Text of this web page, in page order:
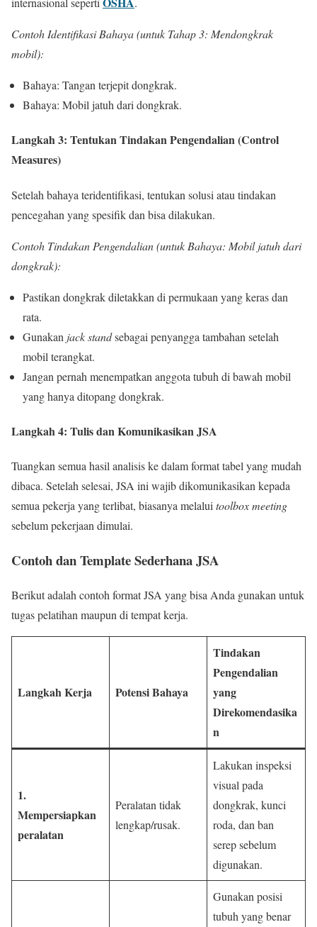
Contoh Identifikasi Bahaya (untuk Tahap 3: Mendongkrak
mobil):
Bahaya: Tangan terjepit dongkrak.
Bahaya: Mobil jatuh dari dongkrak.
Langkah 3: Tentukan Tindakan Pengendalian (Control
Measures)
Setelah bahaya teridentifikasi, tentukan solusi atau tindakan
pencegahan yang spesifik dan bisa dilakukan.
Contoh Tindakan Pengendalian (untuk Bahaya: Mobil jatuh dari
dongkrak):
Pastikan dongkrak diletakkan di permukaan yang keras dan
rata.
Gunakan jack standsebagai penyangga tambahan setelah
mobil terangkat.
Jangan pernah menempatkan anggota tubuh di bawah mobil
yang hanya ditopang dongkrak.
Langkah 4: Tulis dan Komunikasikan JSA
Tuangkan semua hasil analisis ke dalam format tabel yang mudah
dibaca. Setelah selesai, JSA ini wajib dikomunikasikan kepada
semua pekerja yang terlibat, biasanya melalui toolbox meeting
sebelum pekerjaan dimulai.
Contoh dan Template Sederhana JSA
Berikut adalah contoh format JSA yang bisa Anda gunakan untuk
tugas pelatihan maupun di tempat kerja.
Langkah Kerja Potensi Bahaya
Tindakan
Pengendalian
yang
Direkomendasika
n
1.
Mempersiapkan
peralatan
Peralatan tidak
lengkap/rusak.
Lakukan inspeksi
visual pada
dongkrak, kunci
roda, dan ban
serep sebelum
digunakan.
Gunakan posisi
tubuh yang benar